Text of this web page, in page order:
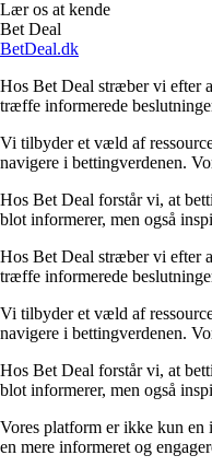
Lær os at kende
Bet Deal
BetDeal.dk
Hos Bet Deal stræber vi efter
træffe informerede
Vi tilbyder et væld af
navigere i bettingverdenen.
Hos Bet Deal forstår vi, at
blot informerer, men også
Hos Bet Deal stræber vi efter
træffe informerede
Vi tilbyder et væld af
navigere i bettingverdenen.
Hos Bet Deal forstår vi, at
blot informerer, men også
Vores platform er ikke kun en
en mere informeret og